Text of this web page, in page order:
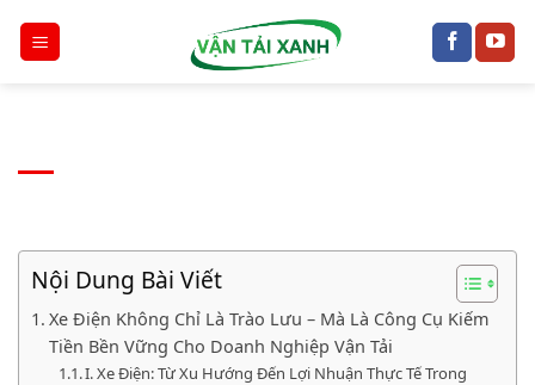
đến
Nội Dung Bài Viết
Xe Điện Không Chỉ Là Trào Lưu – Mà Là Công Cụ Kiếm
Tiền Bền Vững Cho Doanh Nghiệp Vận Tải
I. Xe Điện: Từ Xu Hướng Đến Lợi Nhuận Thực Tế Trong